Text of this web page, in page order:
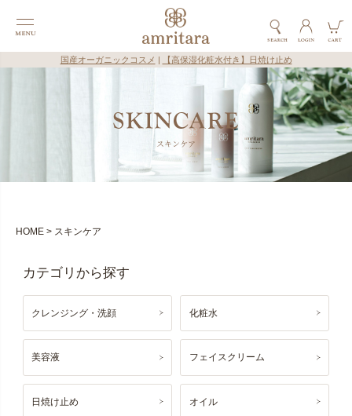
国産オーガニックコスメ 【高保湿化粧水付き】日焼け止め
スキンケア
HOME スキンケア
クレンジング・洗顔 化粧水
美容液 フェイスクリーム
日焼け止め オイル